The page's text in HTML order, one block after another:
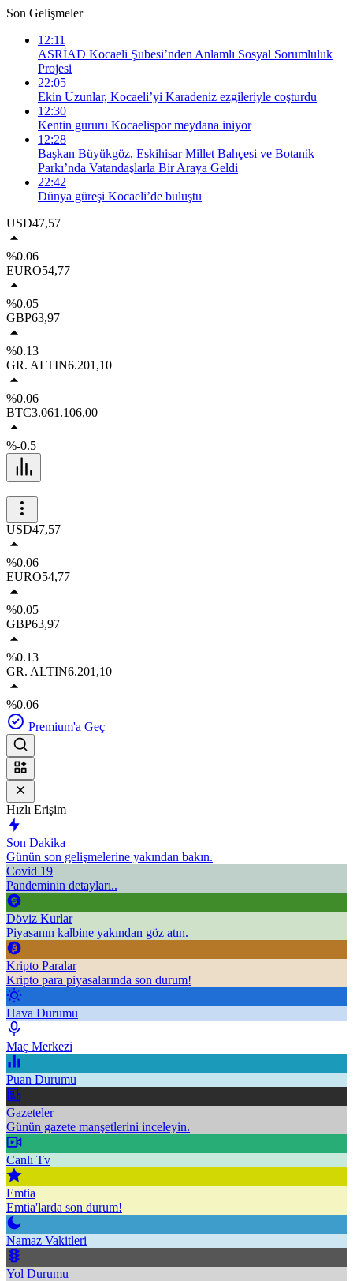
Son Gelişmeler
12:11
ASRİAD Kocaeli Şubesi’nden Anlamlı Sosyal Sorumluluk
Projesi
22:05
Ekin Uzunlar, Kocaeli’yi Karadeniz ezgileriyle coşturdu
12:30
Kentin gururu Kocaelispor meydana iniyor
12:28
Başkan Büyükgöz, Eskihisar Millet Bahçesi ve Botanik
Parkı’nda Vatandaşlarla Bir Araya Geldi
22:42
Dünya güreşi Kocaeli’de buluştu
USD47,57
%0.06
EURO54,77
%0.05
GBP63,97
%0.13
GR. ALTIN6.201,10
%0.06
BTC3.061.106,00
%-0.5
USD47,57
%0.06
EURO54,77
%0.05
GBP63,97
%0.13
GR. ALTIN6.201,10
%0.06
Premium'a Geç
Hızlı Erişim
Son Dakika
Günün son gelişmelerine yakından bakın.
Covid 19
Pandeminin detayları..
Döviz Kurlar
Piyasanın kalbine yakından göz atın.
Kripto Paralar
Kripto para piyasalarında son durum!
Hava Durumu
Maç Merkezi
Puan Durumu
Gazeteler
Günün gazete manşetlerini inceleyin.
Canlı Tv
Emtia
Emtia'larda son durum!
Namaz Vakitleri
Yol Durumu